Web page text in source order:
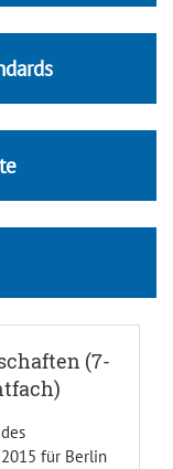
(7-
für Berlin